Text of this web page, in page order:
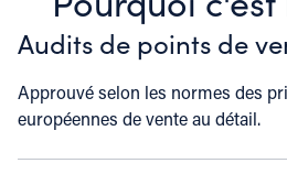
Audits de points de
Approuvé selon les normes des
européennes de vente au détail.